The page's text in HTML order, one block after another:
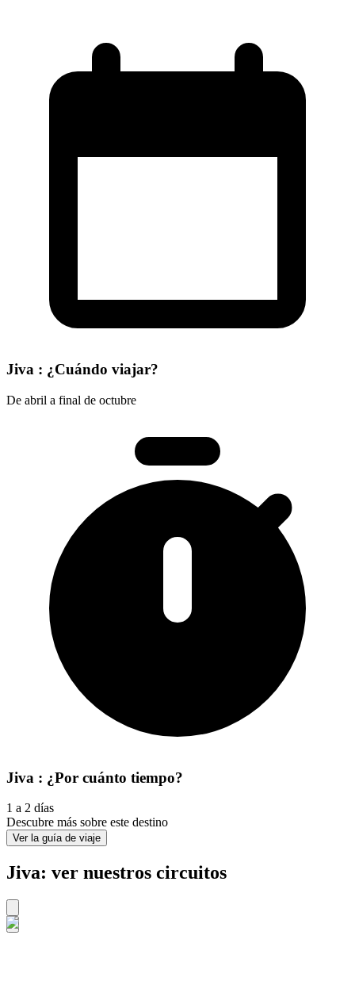
Jiva : ¿Cuándo viajar?
De abril a final de octubre
Jiva : ¿Por cuánto tiempo?
1 a 2 días
Descubre más sobre este destino
Ver la guía de viaje
Jiva: ver nuestros circuitos